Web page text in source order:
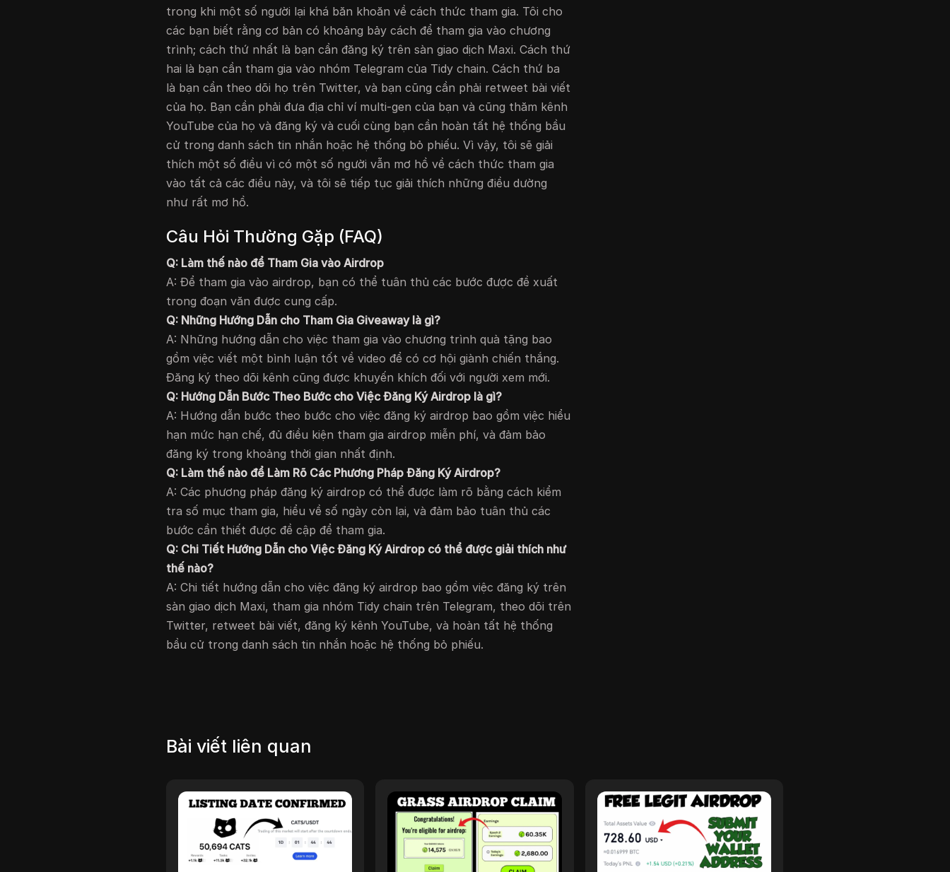
trong khi một số người lại khá băn khoăn về cách thức tham gia. Tôi cho
các bạn biết rằng cơ bản có khoảng bảy cách để tham gia vào chương
trình; cách thứ nhất là bạn cần đăng ký trên sàn giao dịch Maxi. Cách thứ
hai là bạn cần tham gia vào nhóm Telegram của Tidy chain. Cách thứ ba
là bạn cần theo dõi họ trên Twitter, và bạn cũng cần phải retweet bài viết
của họ. Bạn cần phải đưa địa chỉ ví multi-gen của bạn và cũng thăm kênh
YouTube của họ và đăng ký và cuối cùng bạn cần hoàn tất hệ thống bầu
cử trong danh sách tin nhắn hoặc hệ thống bỏ phiếu. Vì vậy, tôi sẽ giải
thích một số điều vì có một số người vẫn mơ hồ về cách thức tham gia
vào tất cả các điều này, và tôi sẽ tiếp tục giải thích những điều dường
như rất mơ hồ.
Câu Hỏi Thường Gặp (FAQ)
Q: Làm thế nào để Tham Gia vào Airdrop
A: Để tham gia vào airdrop, bạn có thể tuân thủ các bước được đề xuất
trong đoạn văn được cung cấp.
Q: Những Hướng Dẫn cho Tham Gia Giveaway là gì?
A: Những hướng dẫn cho việc tham gia vào chương trình quà tặng bao
gồm việc viết một bình luận tốt về video để có cơ hội giành chiến thắng.
Đăng ký theo dõi kênh cũng được khuyến khích đối với người xem mới.
Q: Hướng Dẫn Bước Theo Bước cho Việc Đăng Ký Airdrop là gì?
A: Hướng dẫn bước theo bước cho việc đăng ký airdrop bao gồm việc hiểu
hạn mức hạn chế, đủ điều kiện tham gia airdrop miễn phí, và đảm bảo
đăng ký trong khoảng thời gian nhất định.
Q: Làm thế nào để Làm Rõ Các Phương Pháp Đăng Ký Airdrop?
A: Các phương pháp đăng ký airdrop có thể được làm rõ bằng cách kiểm
tra số mục tham gia, hiểu về số ngày còn lại, và đảm bảo tuân thủ các
bước cần thiết được đề cập để tham gia.
Q: Chi Tiết Hướng Dẫn cho Việc Đăng Ký Airdrop có thể được giải thích như
thế nào?
A: Chi tiết hướng dẫn cho việc đăng ký airdrop bao gồm việc đăng ký trên
sàn giao dịch Maxi, tham gia nhóm Tidy chain trên Telegram, theo dõi trên
Twitter, retweet bài viết, đăng ký kênh YouTube, và hoàn tất hệ thống
bầu cử trong danh sách tin nhắn hoặc hệ thống bỏ phiếu.
Bài viết liên quan